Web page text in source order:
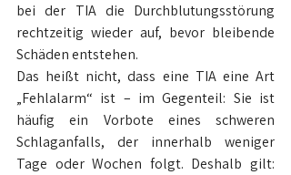
bei der TIA die Durchblutungsstörung
rechtzeitig wieder auf, bevor bleibende
Schäden entstehen.
Das heißt nicht, dass eine TIA eine Art
„Fehlalarm“ ist – im Gegenteil: Sie ist
häufig ein Vorbote eines schweren
Schlaganfalls, der innerhalb weniger
Tage oder Wochen folgt. Deshalb gilt: